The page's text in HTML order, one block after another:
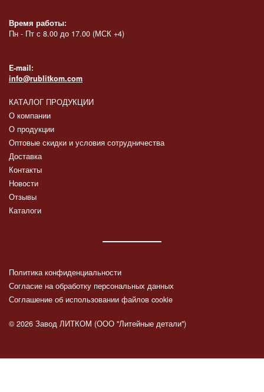
Время работы:
Пн - Пт с 8.00 до 17.00 (МСК +4)
E-mail:
info@rublitkom.com
КАТАЛОГ ПРОДУКЦИИ
О компании
О продукции
Оптовые скидки и условия сотрудничества
Доставка
Контакты
Новости
Отзывы
Каталоги
Политика конфиденциальности
Согласие на обработку персональных данных
Соглашение об использовании файлов cookie
© 2026 Завод ЛИТКОМ (ООО "Литейные детали")